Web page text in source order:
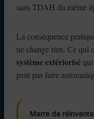
sans TDAH du même
La conséquence
ne change rien. Ce qui
système extérioriséqui
peut pas faire
Marre de